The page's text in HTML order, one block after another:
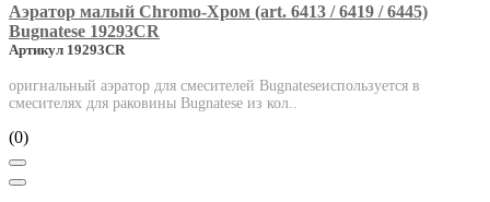
Аэратор малый Chromo-Хром (art. 6413 / 6419 / 6445)
Bugnatese 19293CR
Артикул 19293CR
оригнальный аэратор для смесителей Bugnateseиспользуется в
смесителях для раковины Bugnatese из кол..
(0)